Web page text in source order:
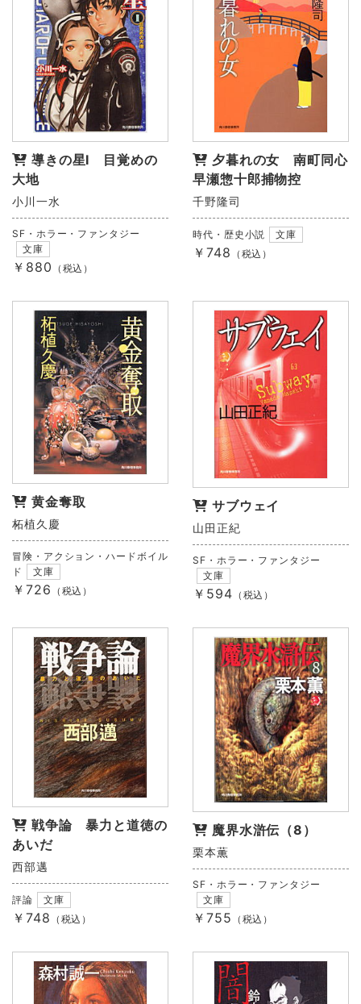
導きの星Ⅰ 目覚めの
大地
小川一水
SF・ホラー・ファンタジー
文庫
￥880 （税込）
夕暮れの女 南町同心
早瀬惣十郎捕物控
千野隆司
時代・歴史小説 文庫
￥748 （税込）
黄金奪取
柘植久慶
冒険・アクション・ハードボイル
ド
文庫
￥726 （税込）
サブウェイ
山田正紀
SF・ホラー・ファンタジー
文庫
￥594 （税込）
戦争論 暴力と道徳の
あいだ
西部邁
評論 文庫
￥748 （税込）
魔界水滸伝（8）
栗本薫
SF・ホラー・ファンタジー
文庫
￥755 （税込）